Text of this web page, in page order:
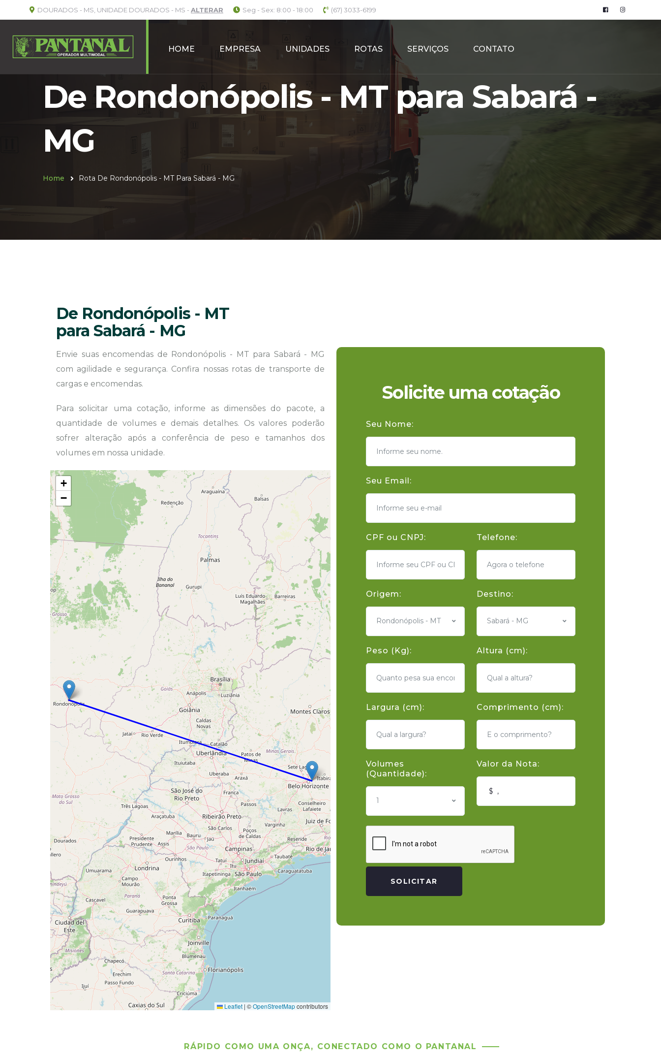
DOURADOS - MS, UNIDADE DOURADOS - MS - ALTERAR Seg - Sex: 8:00 - 18:00 (67) 3033-6199
HOME EMPRESA UNIDADES ROTAS SERVIÇOS CONTATO
De Rondonópolis - MT para Sabará -
MG
Home Rota De Rondonópolis - MT Para Sabará - MG
De Rondonópolis - MT
para Sabará - MG
Envie suas encomendas de Rondonópolis - MT para Sabará - MG
com agilidade e segurança. Confira nossas rotas de transporte de
cargas e encomendas.
Para solicitar uma cotação, informe as dimensões do pacote, a
quantidade de volumes e demais detalhes. Os valores poderão
sofrer alteração após a conferência de peso e tamanhos dos
volumes em nossa unidade.
+
−
Leaflet | ©OpenStreetMapcontributors
Solicite uma cotação
Seu Nome:
Seu Email:
CPF ou CNPJ: Telefone:
Origem:
Rondonópolis - MT
Destino:
Sabará - MG
Peso (Kg): Altura (cm):
Largura (cm): Comprimento (cm):
Volumes
(Quantidade):
1
Valor da Nota:
SOLICITAR
RÁPIDO COMO UMA ONÇA, CONECTADO COMO O PANTANAL